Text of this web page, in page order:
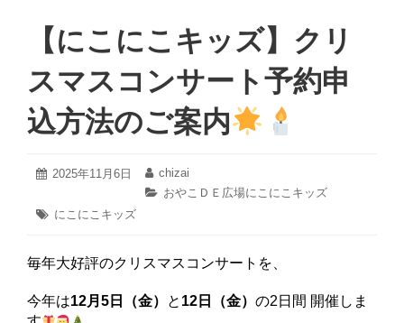
【にこにこキッズ】クリ
スマスコンサート予約申
込方法のご案内
投
2025年11月6日
2025
月
投
稿
chizai
カ
ー:
おやこＤＥ広場にこにこキッズ
タ
にこにこキッズ
毎年大好評のクリスマスコンサートを、
今年は12月5日（金） と 12日（金） の2日間 開催しま